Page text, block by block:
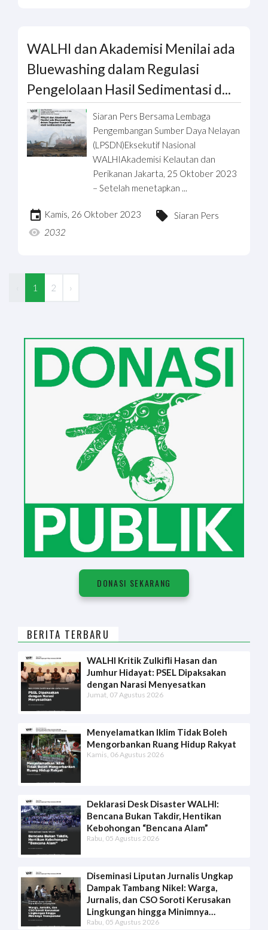
WALHI dan Akademisi Menilai ada
Bluewashing dalam Regulasi
Pengelolaan Hasil Sedimentasi d...
Siaran Pers Bersama Lembaga
Pengembangan Sumber Daya Nelayan
(LPSDN)Eksekutif Nasional
WALHIAkademisi Kelautan dan
Perikanan Jakarta, 25 Oktober 2023
– Setelah menetapkan ...
Kamis, 26 Oktober 2023
Siaran Pers
2032
1 2 ›
DONASI SEKARANG
BERITA TERBARU
WALHI Kritik Zulkifli Hasan dan
Jumhur Hidayat: PSEL Dipaksakan
dengan Narasi Menyesatkan
Jumat, 07 Agustus 2026
Menyelamatkan Iklim Tidak Boleh
Mengorbankan Ruang Hidup Rakyat
Kamis, 06 Agustus 2026
Deklarasi Desk Disaster WALHI:
Bencana Bukan Takdir, Hentikan
Kebohongan “Bencana Alam”
Rabu, 05 Agustus 2026
Diseminasi Liputan Jurnalis Ungkap
Dampak Tambang Nikel: Warga,
Jurnalis, dan CSO Soroti Kerusakan
Lingkungan hingga Minimnya
Transparansi
Rabu, 05 Agustus 2026